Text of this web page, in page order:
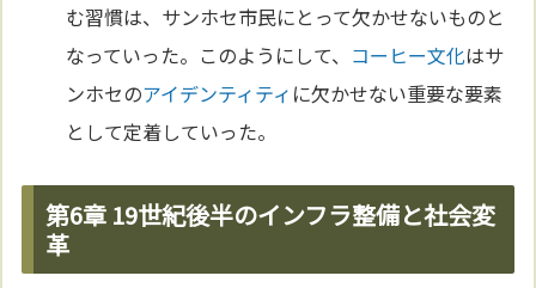
む習慣は、サンホセ市民にとって欠かせないものと
なっていった。このようにして、 コーヒー文化はサ
ンホセのアイデンティティ に欠かせない重要な要素
として定着していった。
第6章 19世紀後半のインフラ整備と社会変
革